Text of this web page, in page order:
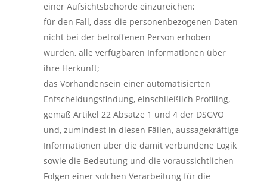
einer Aufsichtsbehörde einzureichen;
für den Fall, dass die personenbezogenen Daten
nicht bei der betroffenen Person erhoben
wurden, alle verfügbaren Informationen über
ihre Herkunft;
das Vorhandensein einer automatisierten
Entscheidungsfindung, einschließlich Profiling,
gemäß Artikel 22 Absätze 1 und 4 der DSGVO
und, zumindest in diesen Fällen, aussagekräftige
Informationen über die damit verbundene Logik
sowie die Bedeutung und die voraussichtlichen
Folgen einer solchen Verarbeitung für die